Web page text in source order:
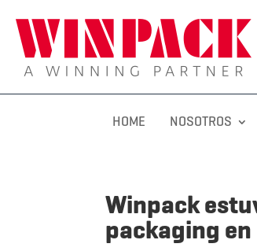
HOME NOSOTROS
Winpack
packaging en